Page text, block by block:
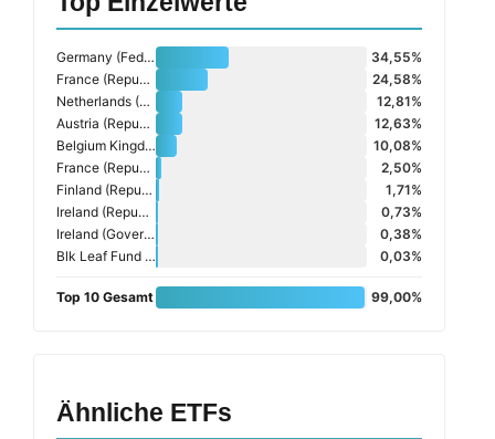
Germany (Federal Republic Of) Regs
34,55%
France (Republic Of)
24,58%
Netherlands (Kingdom Of)
12,81%
Austria (Republic Of)
12,63%
Belgium Kingdom Of (Government)
10,08%
France (Republic Of) Regs
2,50%
Finland (Republic Of)
1,71%
Ireland (Republic Of) Regs
0,73%
Ireland (Government) Regs
0,38%
Blk Leaf Fund Agency Acc T0 Eur
0,03%
Top 10 Gesamt 99,00%
Ähnliche ETFs